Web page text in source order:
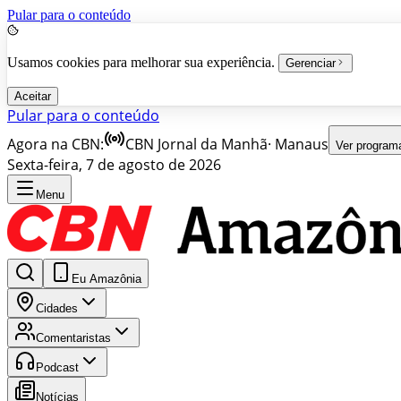
Pular para o conteúdo
Usamos cookies para melhorar sua experiência. Gerenciar
Aceitar
Pular para o conteúdo
Agora na CBN:
CBN Jornal da Manhã· Manaus Ver
Sexta-feira, 7 de agosto de 2026
Menu
Eu Amazônia
Cidades
Comentaristas
Podcast
Notícias